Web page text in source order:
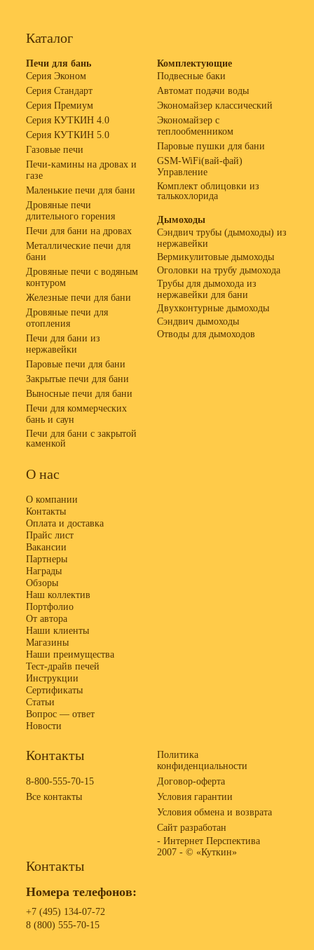
Каталог
Печи для бань
Серия Эконом
Серия Стандарт
Серия Премиум
Серия КУТКИН 4.0
Серия КУТКИН 5.0
Газовые печи
Печи-камины на дровах и
газе
Маленькие печи для бани
Дровяные печи
длительного горения
Печи для бани на дровах
Металлические печи для
бани
Дровяные печи с водяным
контуром
Железные печи для бани
Дровяные печи для
отопления
Печи для бани из
нержавейки
Паровые печи для бани
Закрытые печи для бани
Выносные печи для бани
Печи для коммерческих
бань и саун
Печи для бани с закрытой
каменкой
Комплектующие
Подвесные баки
Автомат подачи воды
Экономайзер классический
Экономайзер с
теплообменником
Паровые пушки для бани
GSM-WiFi(вай-фай)
Управление
Комплект облицовки из
талькохлорида
Дымоходы
Сэндвич трубы (дымоходы) из
нержавейки
Вермикулитовые дымоходы
Оголовки на трубу дымохода
Трубы для дымохода из
нержавейки для бани
Двухконтурные дымоходы
Сэндвич дымоходы
Отводы для дымоходов
О нас
О компании
Контакты
Оплата и доставка
Прайс лист
Вакансии
Партнеры
Награды
Обзоры
Наш коллектив
Портфолио
От автора
Наши клиенты
Магазины
Наши преимущества
Тест-драйв печей
Инструкции
Сертификаты
Статьи
Вопрос — ответ
Новости
Контакты
8-800-555-70-15
Все контакты
Политика
конфиденциальности
Договор-оферта
Условия гарантии
Условия обмена и возврата
Сайт разработан
- Интернет Перспектива
2007 - © «Куткин»
Контакты
Номера телефонов:
+7 (495) 134-07-72
8 (800) 555-70-15